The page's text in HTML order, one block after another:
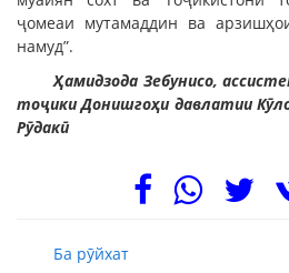
ҷомеаи мутамаддин ва
намуд”.
Ҳамидзода Зебунисо,
тоҷики Донишгоҳи давлатии
Рӯдакӣ
Ба рӯйхат